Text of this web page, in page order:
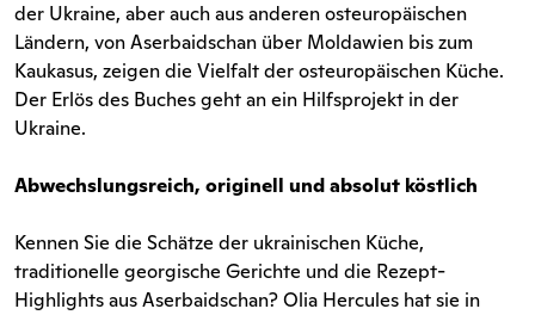
der Ukraine, aber auch aus anderen osteuropäischen
Ländern, von Aserbaidschan über Moldawien bis zum
Kaukasus, zeigen die Vielfalt der osteuropäischen Küche.
Der Erlös des Buches geht an ein Hilfsprojekt in der
Ukraine.
Abwechslungsreich, originell und absolut köstlich
Kennen Sie die Schätze der ukrainischen Küche,
traditionelle georgische Gerichte und die Rezept-
Highlights aus Aserbaidschan? Olia Hercules hat sie in